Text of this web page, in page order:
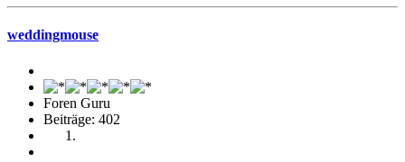
weddingmouse
Foren Guru
Beiträge: 402